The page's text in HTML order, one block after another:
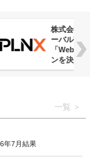
ジア最大級のグロ
ァレンス
コラボレーショ
一覧
年7月結果